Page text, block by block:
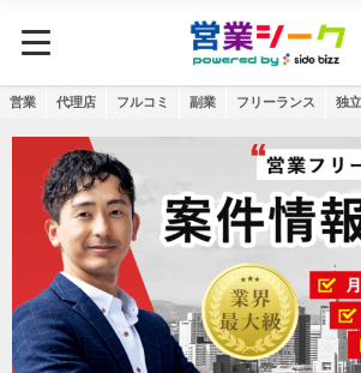
営業 代理店 フルコミ 副業 フリーランス 独